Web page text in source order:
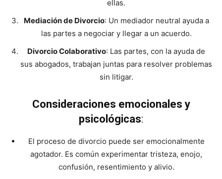
ellas.
Mediación de Divorcio: Un mediador neutral ayuda a
las partes a negociar y llegar a un acuerdo.
Divorcio Colaborativo: Las partes, con la ayuda de
sus abogados, trabajan juntas para resolver problemas
sin litigar.
Consideraciones emocionales y
psicológicas:
El proceso de divorcio puede ser emocionalmente
agotador. Es común experimentar tristeza, enojo,
confusión, resentimiento y alivio.